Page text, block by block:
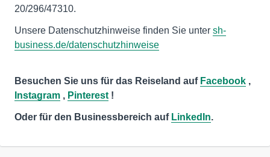
20/296/47310.
Unsere Datenschutzhinweise finden Sie unter sh-
business.de/datenschutzhinweise
Besuchen Sie uns für das Reiseland auf Facebook ,
Instagram , Pinterest !
Oder für den Businessbereich auf LinkedIn.